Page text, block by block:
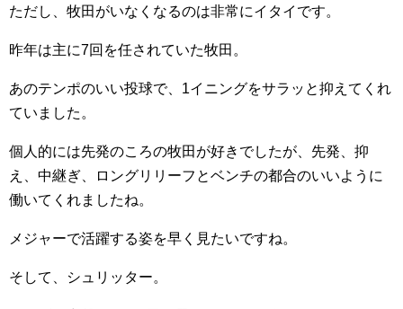
ただし、牧田がいなくなるのは非常にイタイです。
昨年は主に7回を任されていた牧田。
あのテンポのいい投球で、1イニングをサラッと抑えてくれ
ていました。
個人的には先発のころの牧田が好きでしたが、先発、抑
え、中継ぎ、ロングリリーフとベンチの都合のいいように
働いてくれましたね。
メジャーで活躍する姿を早く見たいですね。
そして、シュリッター。